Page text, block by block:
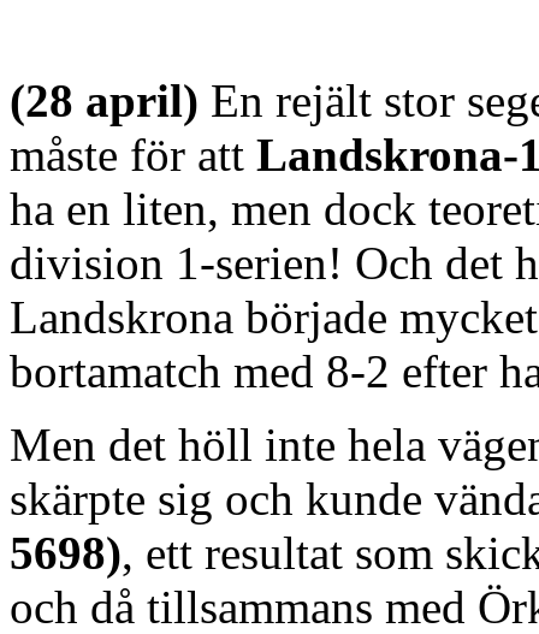
(28 april) En rejält stor
måste för att Landskrona-
ha en liten, men dock
division 1-serien! Och det
Landskrona började
bortamatch med 8-2 efter
Men det höll inte hela
skärpte sig och kunde
5698), ett resultat som
och då tillsammans med